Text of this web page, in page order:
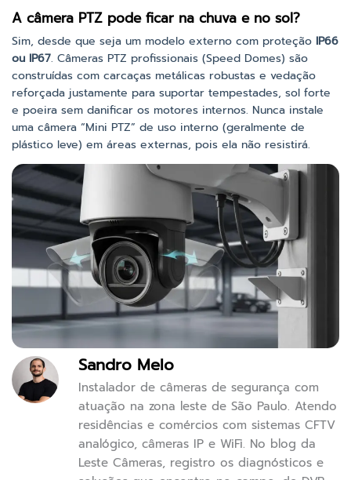
A câmera PTZ pode ficar na chuva e no sol?
Sim, desde que seja um modelo externo com proteção IP66
ou IP67. Câmeras PTZ profissionais (Speed Domes) são
construídas com carcaças metálicas robustas e vedação
reforçada justamente para suportar tempestades, sol forte
e poeira sem danificar os motores internos. Nunca instale
uma câmera “Mini PTZ” de uso interno (geralmente de
plástico leve) em áreas externas, pois ela não resistirá.
Sandro Melo
Instalador de câmeras de segurança com
atuação na zona leste de São Paulo. Atendo
residências e comércios com sistemas CFTV
analógico, câmeras IP e WiFi. No blog da
Leste Câmeras, registro os diagnósticos e